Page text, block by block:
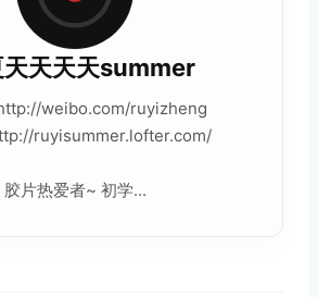
天天天天summer
weibo.com/ruyizheng
ruyisummer.lofter.com/
胶片热爱者~ 初学...